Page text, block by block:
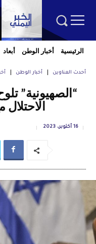
الرئيسية أخبار الوطن أبعاد
أحدث العناوين أخبار الوطن
“الصهيونية”
16 أكتوبر، 2023